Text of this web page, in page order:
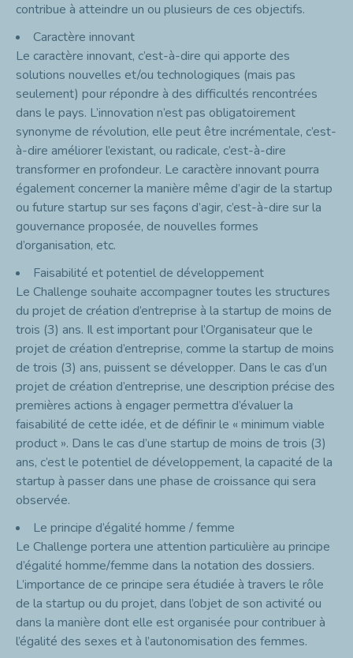
contribue à atteindre un ou plusieurs de ces objectifs.
Caractère innovant
Le caractère innovant, c’est-à-dire qui apporte des
solutions nouvelles et/ou technologiques (mais pas
seulement) pour répondre à des difficultés rencontrées
dans le pays. L’innovation n’est pas obligatoirement
synonyme de révolution, elle peut être incrémentale, c’est-
à-dire améliorer l’existant, ou radicale, c’est-à-dire
transformer en profondeur. Le caractère innovant pourra
également concerner la manière même d’agir de la startup
ou future startup sur ses façons d’agir, c’est-à-dire sur la
gouvernance proposée, de nouvelles formes
d’organisation, etc.
Faisabilité et potentiel de développement
Le Challenge souhaite accompagner toutes les structures
du projet de création d’entreprise à la startup de moins de
trois (3) ans. Il est important pour l’Organisateur que le
projet de création d’entreprise, comme la startup de moins
de trois (3) ans, puissent se développer. Dans le cas d’un
projet de création d’entreprise, une description précise des
premières actions à engager permettra d’évaluer la
faisabilité de cette idée, et de définir le « minimum viable
product ». Dans le cas d’une startup de moins de trois (3)
ans, c’est le potentiel de développement, la capacité de la
startup à passer dans une phase de croissance qui sera
observée.
Le principe d’égalité homme / femme
Le Challenge portera une attention particulière au principe
d’égalité homme/femme dans la notation des dossiers.
L’importance de ce principe sera étudiée à travers le rôle
de la startup ou du projet, dans l’objet de son activité ou
dans la manière dont elle est organisée pour contribuer à
l’égalité des sexes et à l’autonomisation des femmes.